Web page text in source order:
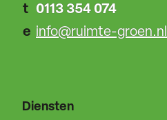
t 0113 354 074
e info@ruimte-groen.nl
Diensten